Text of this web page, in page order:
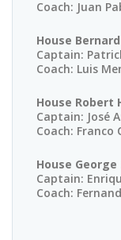
Coach: Juan
House
Captain:
Coach: Luis
House Robert
Captain: José
Coach: Franco
House
Captain:
Coach: